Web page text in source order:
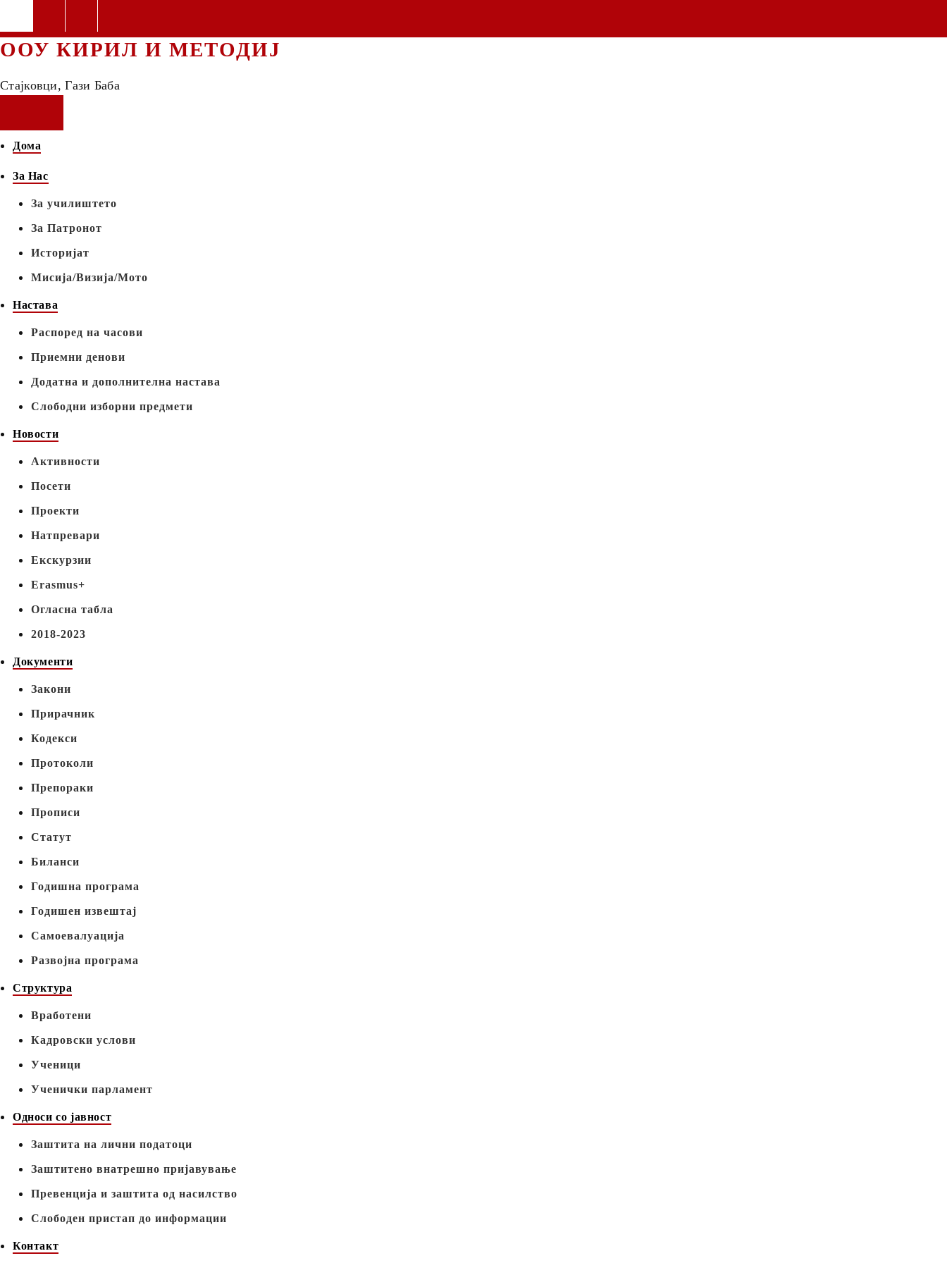
ООУ КИРИЛ И МЕТОДИЈ
Стајковци, Гази Баба
Дома
За Нас
За училиштето
За Патронот
Историјат
Мисија/Визија/Мото
Настава
Распоред на часови
Приемни денови
Додатна и дополнителна настава
Слободни изборни предмети
Новости
Активности
Посети
Проекти
Натпревари
Екскурзии
Erasmus+
Огласна табла
2018-2023
Документи
Закони
Прирачник
Кодекси
Протоколи
Препораки
Прописи
Статут
Биланси
Годишна програма
Годишен извештај
Самоевалуација
Развојна програма
Структура
Вработени
Кадровски услови
Ученици
Ученички парламент
Односи со јавност
Заштита на лични податоци
Заштитено внатрешно пријавување
Превенција и заштита од насилство
Слободен пристап до информации
Контакт